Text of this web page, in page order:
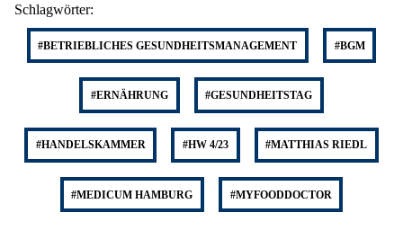
Schlagwörter:
#BETRIEBLICHES GESUNDHEITSMANAGEMENT #BGM
#ERNÄHRUNG #GESUNDHEITSTAG
#HANDELSKAMMER #HW 4/23 #MATTHIAS RIEDL
#MEDICUM HAMBURG #MYFOODDOCTOR